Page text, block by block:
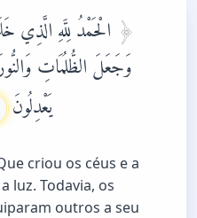
الْحَمْدُ لِلَّهِ
وَجَعَلَ الظُّلُمَاتِ
يَعْدِلُونَ
criou os céus e a
luz. Todavia, os
outros a seu